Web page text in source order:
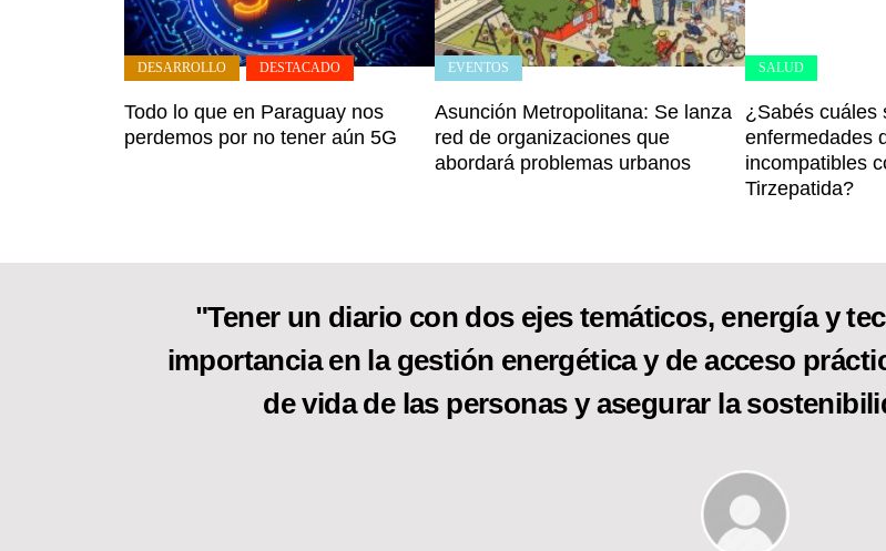
Todo lo que en Paraguay nos
perdemos por no tener aún 5G
DESARROLLO , DESTACADO
Asunción Metropolitana: Se lanza
red de organizaciones que
abordará problemas urbanos
EVENTOS
¿Sabés cuáles
enfermedades
incompatibles
Tirzepatida?
SALUD
"Tener un diario con dos ejes temáticos, energía y
importancia en la gestión energética y de acceso
de vida de las personas y asegurar la